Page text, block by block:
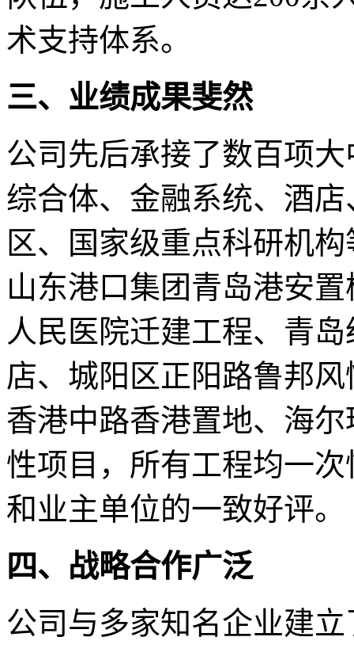
术支持体系。
三、业绩成果斐然
公司先后承接了数百项
综合体、金融系统、酒
区、国家级重点科研机
山东港口集团青岛港安
人民医院迁建工程、青
店、城阳区正阳路鲁邦
香港中路香港置地、海
性项目，所有工程均一
和业主单位的一致好评。
四、战略合作广泛
公司与多家知名企业建